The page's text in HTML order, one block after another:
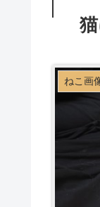
ねこ画